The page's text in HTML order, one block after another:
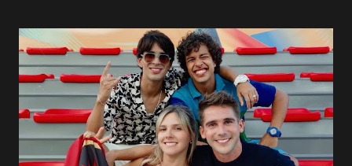
confessa a Gabriel que ele demonstrou ser o tipo de
pessoa que ela tanto desejou durante toda a vida. Camila
entra no quarto de Gabriel e imagina como seria o
encontro deles, quando conseguir seduzi-lo. Manuel avisa a
Paula sobre a suposta infidelidade de Gabriel com Joana.
Rogerio consegue se livrar de todas as suspeitas pelo